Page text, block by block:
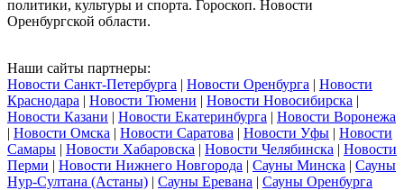
политики, культуры и спорта. Гороскоп. Новости
Оренбургской области.
Наши сайты партнеры:
Новости Санкт-Петербурга | Новости Оренбурга | Новости
Краснодара | Новости Тюмени | Новости Новосибирска |
Новости Казани | Новости Екатеринбурга | Новости Воронежа
| Новости Омска | Новости Саратова | Новости Уфы | Новости
Самары | Новости Хабаровска | Новости Челябинска | Новости
Перми | Новости Нижнего Новгорода | Сауны Минска | Сауны
Нур-Султана (Астаны) | Сауны Еревана | Сауны Оренбурга